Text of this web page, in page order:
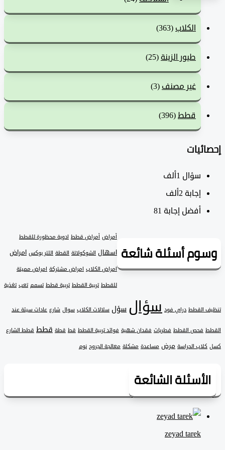
الكلاب(363)
طيور الزينة (25)
غير مصنف(3)
قطط (396)
سؤال1ألف
‫إجابة 2ألف
أفضل إجابة 81
أسئلة شائعة
أمراض قطط ادوية محظورة للقطط
اسهال الشوكولاتة القطة اللتر بوكس امراض
امراض الكلاب امراض مشتركة امراض مميتة
تربية القطط تربية قطط تسمم تعب تغذية
القطط دراي فود سؤالسؤل سلالات الكلاب سوال شارع عادات سيئة عند
فحص القطط فطريات فقدان شهية فوائد تربية القطط قط قطة قطط قطط الشارع
الحراسة مرض مساعدة مشكلة معالجة الجروح نوم
الشائعة
zeyad ‎tarek